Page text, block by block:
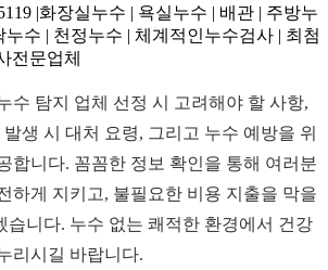
|화장실누수 | 욕실누수 | 배관 | 주방누
누수 | 천정누수 | 체계적인누수검사 | 최첨
전문업체
수 탐지 업체 선정 시 고려해야 할 사항,
생 시 대처 요령, 그리고 누수 예방을 위
합니다. 꼼꼼한 정보 확인을 통해 여러분
하게 지키고, 불필요한 비용 지출을 막을
습니다. 누수 없는 쾌적한 환경에서 건강
리시길 바랍니다.